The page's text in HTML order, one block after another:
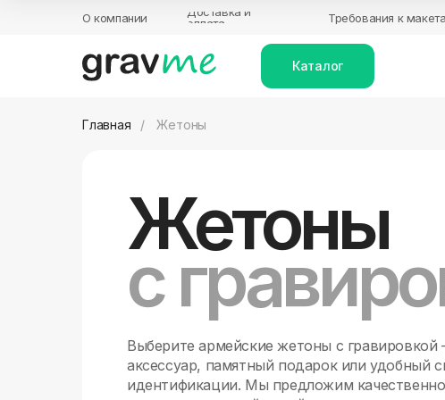
Требования к
Доставка и
оплата
О компании
Каталог
Главная / Жетоны
Жетоны
с
Выберите армейские жетоны с
аксессуар, памятный подарок или удобный
идентификации. Мы предложим